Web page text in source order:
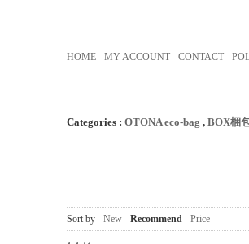
HOME - MY ACCOUNT - CONTACT -
Categories : OTONA eco-bag , BOX
Sort by - New - Recommend - Price